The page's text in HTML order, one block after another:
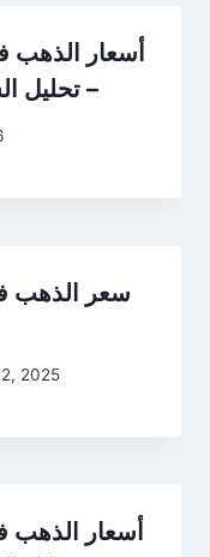
– تحليل
2025